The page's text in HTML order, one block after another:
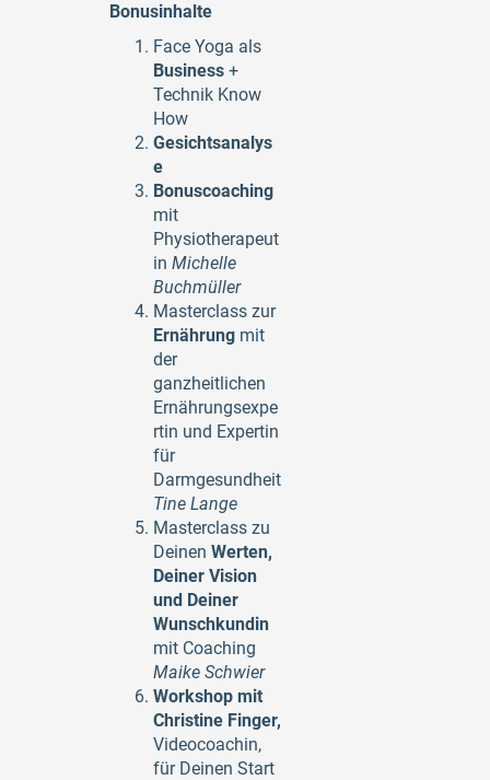
Bonusinhalte
Face Yoga als
Business +
Technik Know
How
Gesichtsanalys
e
Bonuscoaching
mit
Physiotherapeut
in Michelle
Buchmüller
Masterclass zur
Ernährung mit
der
ganzheitlichen
Ernährungsexpe
rtin und Expertin
für
Darmgesundheit
Tine Lange
Masterclass zu
Deinen Werten,
Deiner Vision
und Deiner
Wunschkundin
mit Coaching
Maike Schwier
Workshop mit
Christine Finger,
Videocoachin,
für Deinen Start